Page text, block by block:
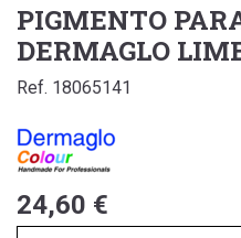
PIGMENTO
DERMAGLO
Ref. 18065141
24,60 €